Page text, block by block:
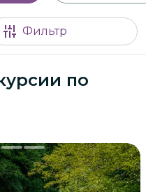
Фильтр
по